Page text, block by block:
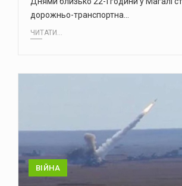
дорожньо-транспортна…
ЧИТАТИ...
ВІЙНА